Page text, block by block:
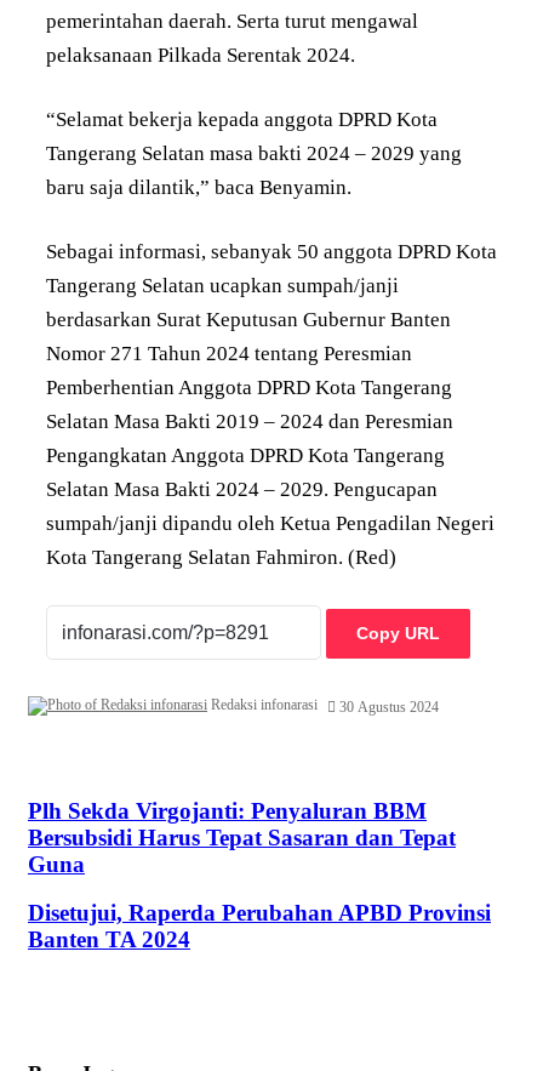
pemerintahan daerah. Serta turut mengawal
pelaksanaan Pilkada Serentak 2024.
“Selamat bekerja kepada anggota DPRD Kota
Tangerang Selatan masa bakti 2024 – 2029 yang
baru saja dilantik,” baca Benyamin.
Sebagai informasi, sebanyak 50 anggota DPRD Kota
Tangerang Selatan ucapkan sumpah/janji
berdasarkan Surat Keputusan Gubernur Banten
Nomor 271 Tahun 2024 tentang Peresmian
Pemberhentian Anggota DPRD Kota Tangerang
Selatan Masa Bakti 2019 – 2024 dan Peresmian
Pengangkatan Anggota DPRD Kota Tangerang
Selatan Masa Bakti 2024 – 2029. Pengucapan
sumpah/janji dipandu oleh Ketua Pengadilan Negeri
Kota Tangerang Selatan Fahmiron. (Red)
Copy URL
Redaksi infonarasi 30 Agustus 2024
Plh Sekda Virgojanti: Penyaluran BBM Bersubsidi Harus Tepat
Sasaran dan Tepat Guna
Plh Sekda Virgojanti: Penyaluran BBM
Bersubsidi Harus Tepat Sasaran dan Tepat
Guna
Disetujui, Raperda Perubahan APBD Provinsi Banten TA 2024
Disetujui, Raperda Perubahan APBD Provinsi
Banten TA 2024